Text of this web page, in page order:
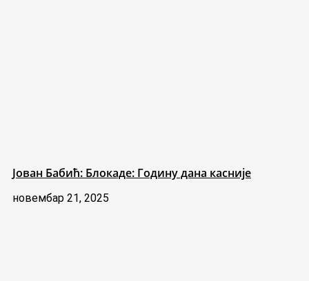
Јован Бабић: Блокаде: Годину дана касније
новембар 21, 2025